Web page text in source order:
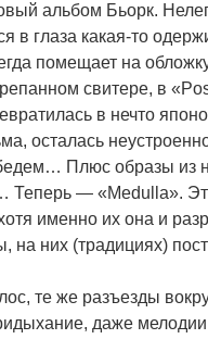
альбом Бьорк.
в глаза какая-то
помещает на
свитере, в
в нечто
осталась
Плюс образы из
Теперь — «Medulla».
именно их она и
на них (традициях)
те же разъезды
даже